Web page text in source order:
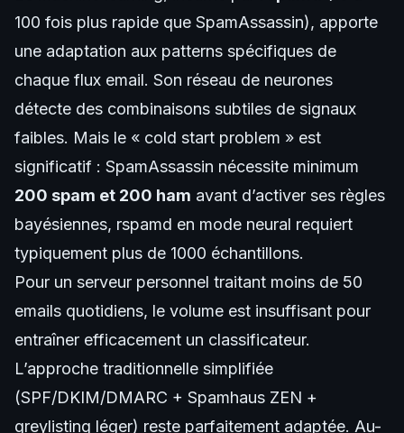
100 fois plus rapide que SpamAssassin), apporte
une adaptation aux patterns spécifiques de
chaque flux email. Son réseau de neurones
détecte des combinaisons subtiles de signaux
faibles. Mais le « cold start problem » est
significatif : SpamAssassin nécessite minimum
200 spam et 200 ham avant d’activer ses règles
bayésiennes, rspamd en mode neural requiert
typiquement plus de 1000 échantillons.
Pour un serveur personnel traitant moins de 50
emails quotidiens, le volume est insuffisant pour
entraîner efficacement un classificateur.
L’approche traditionnelle simplifiée
(SPF/DKIM/DMARC + Spamhaus ZEN +
greylisting léger) reste parfaitement adaptée. Au-